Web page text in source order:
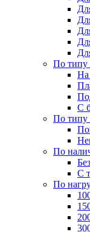
По типу
На
С
По типу
По
С
По